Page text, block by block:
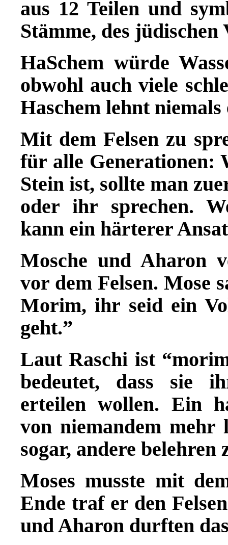
aus 12 Teilen und
Stämme, des jüdischen
HaSchem würde
obwohl auch viele
Haschem lehnt
Mit dem Felsen zu
für alle Generationen:
Stein ist, sollte man
oder ihr sprechen.
kann ein härterer
Mosche und Aharon
vor dem Felsen. Mose
Morim, ihr seid ein
geht.”
Laut Raschi ist
bedeutet, dass sie
erteilen wollen. Ein
von niemandem mehr
sogar, andere belehren
Moses musste mit
Ende traf er den
und Aharon durften